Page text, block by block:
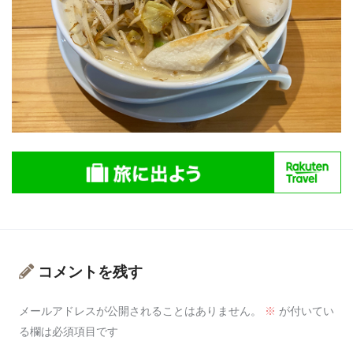
コメントを残す
メールアドレスが公開されることはありません。 ※ が付いてい
る欄は必須項目です